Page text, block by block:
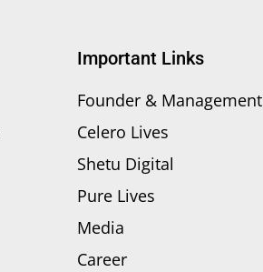
Important Links
Founder & Management
Celero Lives
Shetu Digital
Pure Lives
Media
Career